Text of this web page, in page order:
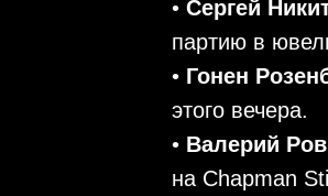
•⁠ ⁠ Сергей
партию в
•⁠ ⁠ Гонен
этого вечера.
•⁠ ⁠ Валерий
на Chapman